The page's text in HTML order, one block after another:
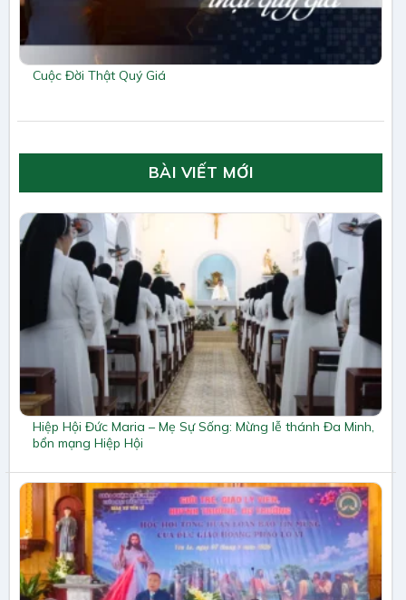
Cuộc Đời Thật Quý Giá
BÀI VIẾT MỚI
Hiệp Hội Đức Maria – Mẹ Sự Sống: Mừng lễ thánh Đa Minh,
bổn mạng Hiệp Hội